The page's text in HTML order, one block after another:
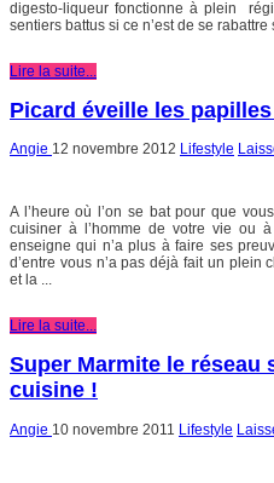
digesto-liqueur fonctionne à plein
sentiers battus si ce n’est de se rabattre
Lire la suite...
Picard éveille les
Angie 12 novembre 2012 Lifestyle
A l’heure où l’on se bat pour que
cuisiner à l’homme de votre vie ou
enseigne qui n’a plus à faire ses
d’entre vous n’a pas déjà fait un plein
et la ...
Lire la suite...
Super Marmite le réseau
cuisine !
Angie 10 novembre 2011 Lifestyle